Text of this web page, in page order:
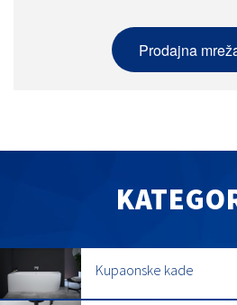
Prodajna
Kupaonske kade